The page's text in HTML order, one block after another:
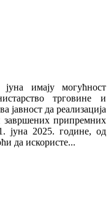
имају могућност
трговине и
јавност да реализација
завршених припремних
јуна 2025. године, од
да искористе...